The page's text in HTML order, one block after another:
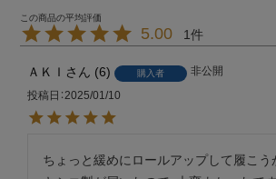
5.00 1
ＡＫＩ 6 購入者
非公開
投稿日 2025/01/10
ちょっと緩めにロールアップして履こう